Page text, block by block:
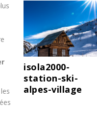
isola2000-
station-ski-
alpes-village